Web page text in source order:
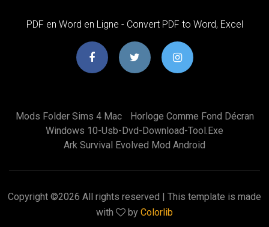
PDF en Word en Ligne - Convert PDF to Word, Excel
Mods Folder Sims 4 Mac
Horloge Comme Fond Décran
Windows 10-Usb-Dvd-Download-Tool.exe
Ark Survival Evolved Mod Android
Copyright ©2026 All rights reserved | This template is made
with
by Colorlib